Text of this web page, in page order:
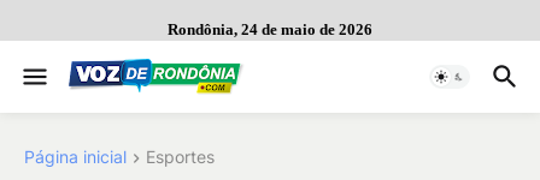
Rondônia, 24 de maio de 2026
Página inicial Esportes